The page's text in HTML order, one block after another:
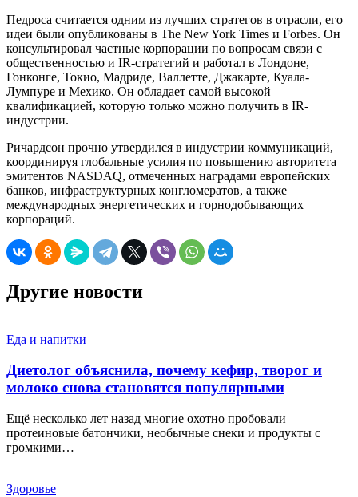
Педроса считается одним из лучших стратегов в отрасли, его
идеи были опубликованы в The New York Times и Forbes. Он
консультировал частные корпорации по вопросам связи с
общественностью и IR-стратегий и работал в Лондоне,
Гонконге, Токио, Мадриде, Валлетте, Джакарте, Куала-
Лумпуре и Мехико. Он обладает самой высокой
квалификацией, которую только можно получить в IR-
индустрии.
Ричардсон прочно утвердился в индустрии коммуникаций,
координируя глобальные усилия по повышению авторитета
эмитентов NASDAQ, отмеченных наградами европейских
банков, инфраструктурных конгломератов, а также
международных энергетических и горнодобывающих
корпораций.
Другие новости
Еда и напитки
Диетолог объяснила, почему кефир, творог и
молоко снова становятся популярными
Ещё несколько лет назад многие охотно пробовали
протеиновые батончики, необычные снеки и продукты с
громкими…
Здоровье